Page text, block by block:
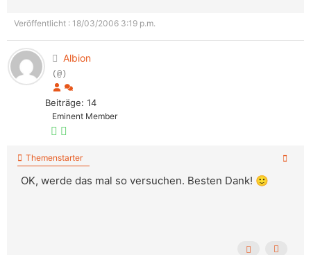
Veröffentlicht : 18/03/2006 3:19 p.m.
Albion
(@)
Beiträge: 14
Eminent Member
Themenstarter
OK, werde das mal so versuchen. Besten Dank! 🙂